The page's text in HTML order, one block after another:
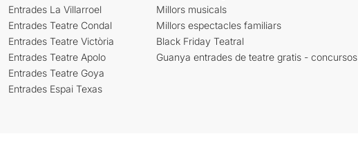
Entrades La Villarroel
Entrades Teatre Condal
Entrades Teatre Victòria
Entrades Teatre Apolo
Entrades Teatre Goya
Entrades Espai Texas
Millors musicals
Millors espectacles familiars
Black Friday Teatral
Guanya entrades de teatre gratis - concursos